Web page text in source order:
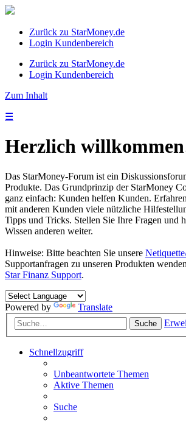
Zurück zu StarMoney.de
Login Kundenbereich
Zurück zu StarMoney.de
Login Kundenbereich
Zum Inhalt
☰
Herzlich
Das StarMoney-Forum ist ein
Produkte. Das Grundprinzip der StarMoney
ganz einfach: Kunden helfen Kunden.
mit anderen Kunden viele nützliche
Tipps und Tricks. Stellen Sie Ihre Fragen und
Wissen anderen weiter.
Hinweise: Bitte beachten Sie unsere
Supportanfragen zu unseren Produkten
Star Finanz Support.
Powered by Translate
Suche
Schnellzugriff
Unbeantwortete Themen
Aktive Themen
Suche